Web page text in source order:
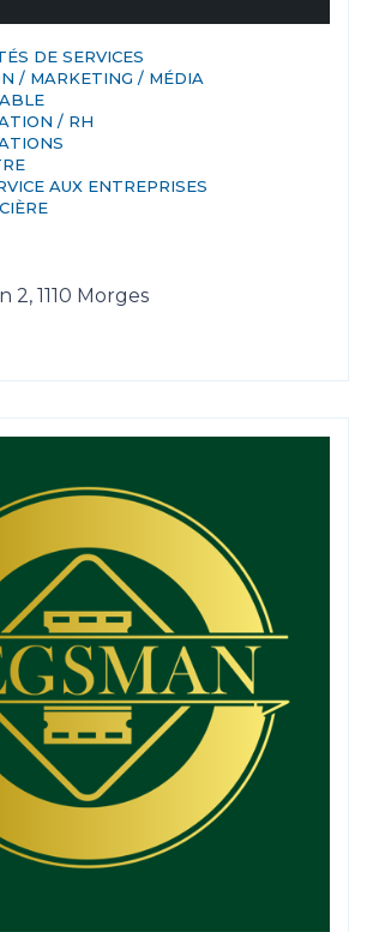
DE SERVICES
/ MARKETING / MÉDIA
/ RH
AUX ENTREPRISES
2, 1110 Morges